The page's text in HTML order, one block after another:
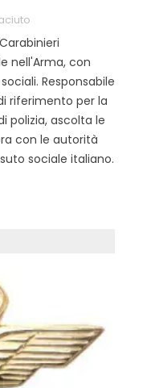
nell'Arma, con
Responsabile
riferimento per la
polizia, ascolta le
con le autorità
sociale italiano.